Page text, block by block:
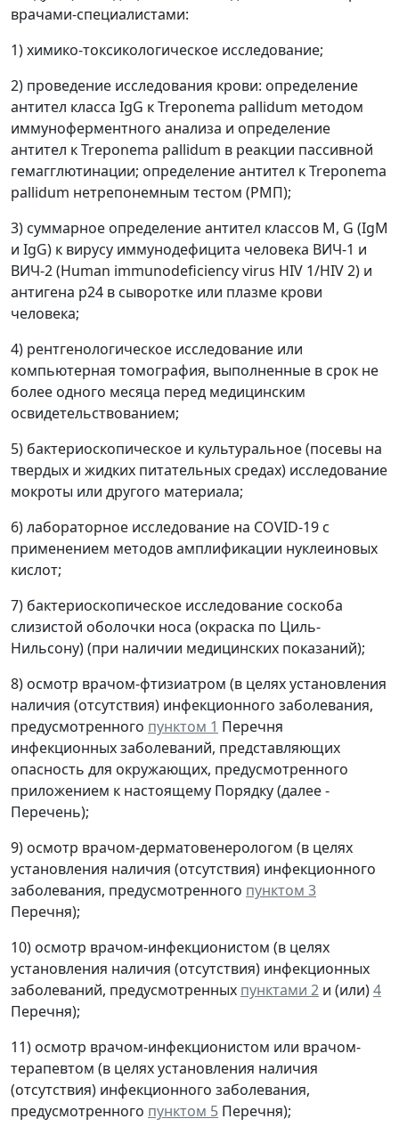
врачами-специалистами:
1) химико-токсикологическое исследование;
2) проведение исследования крови: определение
антител класса IgG к Treponema pallidum методом
иммуноферментного анализа и определение
антител к Treponema pallidum в реакции пассивной
гемагглютинации; определение антител к Treponema
pallidum нетрепонемным тестом (РМП);
3) суммарное определение антител классов М, G (IgM
и IgG) к вирусу иммунодефицита человека ВИЧ-1 и
ВИЧ-2 (Human immunodeficiency virus HIV 1/HIV 2) и
антигена р24 в сыворотке или плазме крови
человека;
4) рентгенологическое исследование или
компьютерная томография, выполненные в срок не
более одного месяца перед медицинским
освидетельствованием;
5) бактериоскопическое и культуральное (посевы на
твердых и жидких питательных средах) исследование
мокроты или другого материала;
6) лабораторное исследование на COVID-19 с
применением методов амплификации нуклеиновых
кислот;
7) бактериоскопическое исследование соскоба
слизистой оболочки носа (окраска по Циль-
Нильсону) (при наличии медицинских показаний);
8) осмотр врачом-фтизиатром (в целях установления
наличия (отсутствия) инфекционного заболевания,
предусмотренного пунктом 1 Перечня
инфекционных заболеваний, представляющих
опасность для окружающих, предусмотренного
приложением к настоящему Порядку (далее -
Перечень);
9) осмотр врачом-дерматовенерологом (в целях
установления наличия (отсутствия) инфекционного
заболевания, предусмотренного пунктом 3
Перечня);
10) осмотр врачом-инфекционистом (в целях
установления наличия (отсутствия) инфекционных
заболеваний, предусмотренных пунктами 2 и (или)4
Перечня);
11) осмотр врачом-инфекционистом или врачом-
терапевтом (в целях установления наличия
(отсутствия) инфекционного заболевания,
предусмотренного пунктом 5 Перечня);